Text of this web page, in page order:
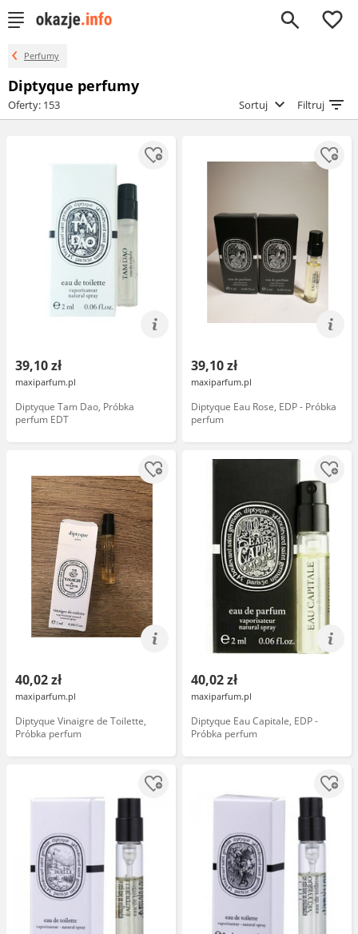
0
Perfumy
Diptyque perfumy
Oferty: 153 Sortuj Filtruj
39,10 zł
maxiparfum.pl
Diptyque Tam Dao, Próbka
perfum EDT
39,10 zł
maxiparfum.pl
Diptyque Eau Rose, EDP - Próbka
perfum
40,02 zł
maxiparfum.pl
Diptyque Vinaigre de Toilette,
Próbka perfum
40,02 zł
maxiparfum.pl
Diptyque Eau Capitale, EDP -
Próbka perfum